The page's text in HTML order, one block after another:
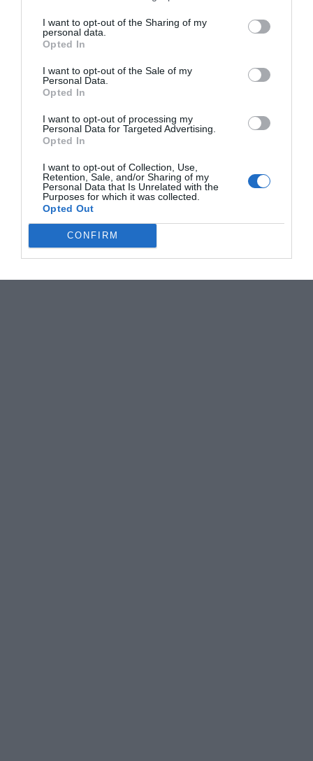
I want to opt-out of the Sharing of my
personal data.
Opted In
I want to opt-out of the Sale of my
Personal Data.
Opted In
I want to opt-out of processing my
Personal Data for Targeted Advertising.
Opted In
I want to opt-out of Collection, Use,
Retention, Sale, and/or Sharing of my
Personal Data that Is Unrelated with the
Purposes for which it was collected.
Opted Out
CONFIRM